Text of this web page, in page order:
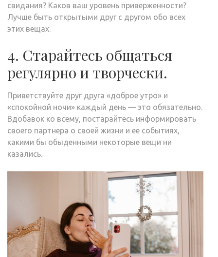
свидания? Каков ваш уровень приверженности?
Лучше быть открытыми друг с другом обо всех
этих вещах.
4. Старайтесь общаться
регулярно и творчески.
Приветствуйте друг друга «доброе утро» и
«спокойной ночи» каждый день — это обязательно.
Вдобавок ко всему, постарайтесь информировать
своего партнера о своей жизни и ее событиях,
какими бы обыденными некоторые вещи ни
казались.